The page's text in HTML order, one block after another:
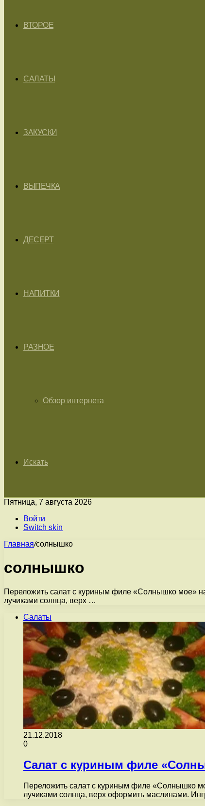
ВТОРОЕ
САЛАТЫ
ЗАКУСКИ
ВЫПЕЧКА
ДЕСЕРТ
НАПИТКИ
РАЗНОЕ
Обзор интернета
Искать
Пятница, 7 августа 2026
Войти
Switch skin
Главная/солнышко
солнышко
Переложить салат с куриным филе «Солнышко мое» на
лучиками солнца, верх …
Салаты
21.12.2018
0
Салат с куриным филе
Переложить салат с куриным филе «Солнышко
лучиками солнца, верх оформить маслинами.